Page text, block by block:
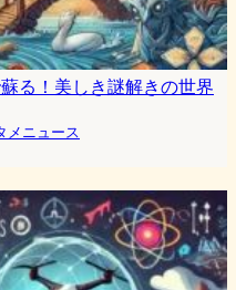
る！美しき謎解きの世界
メニュース